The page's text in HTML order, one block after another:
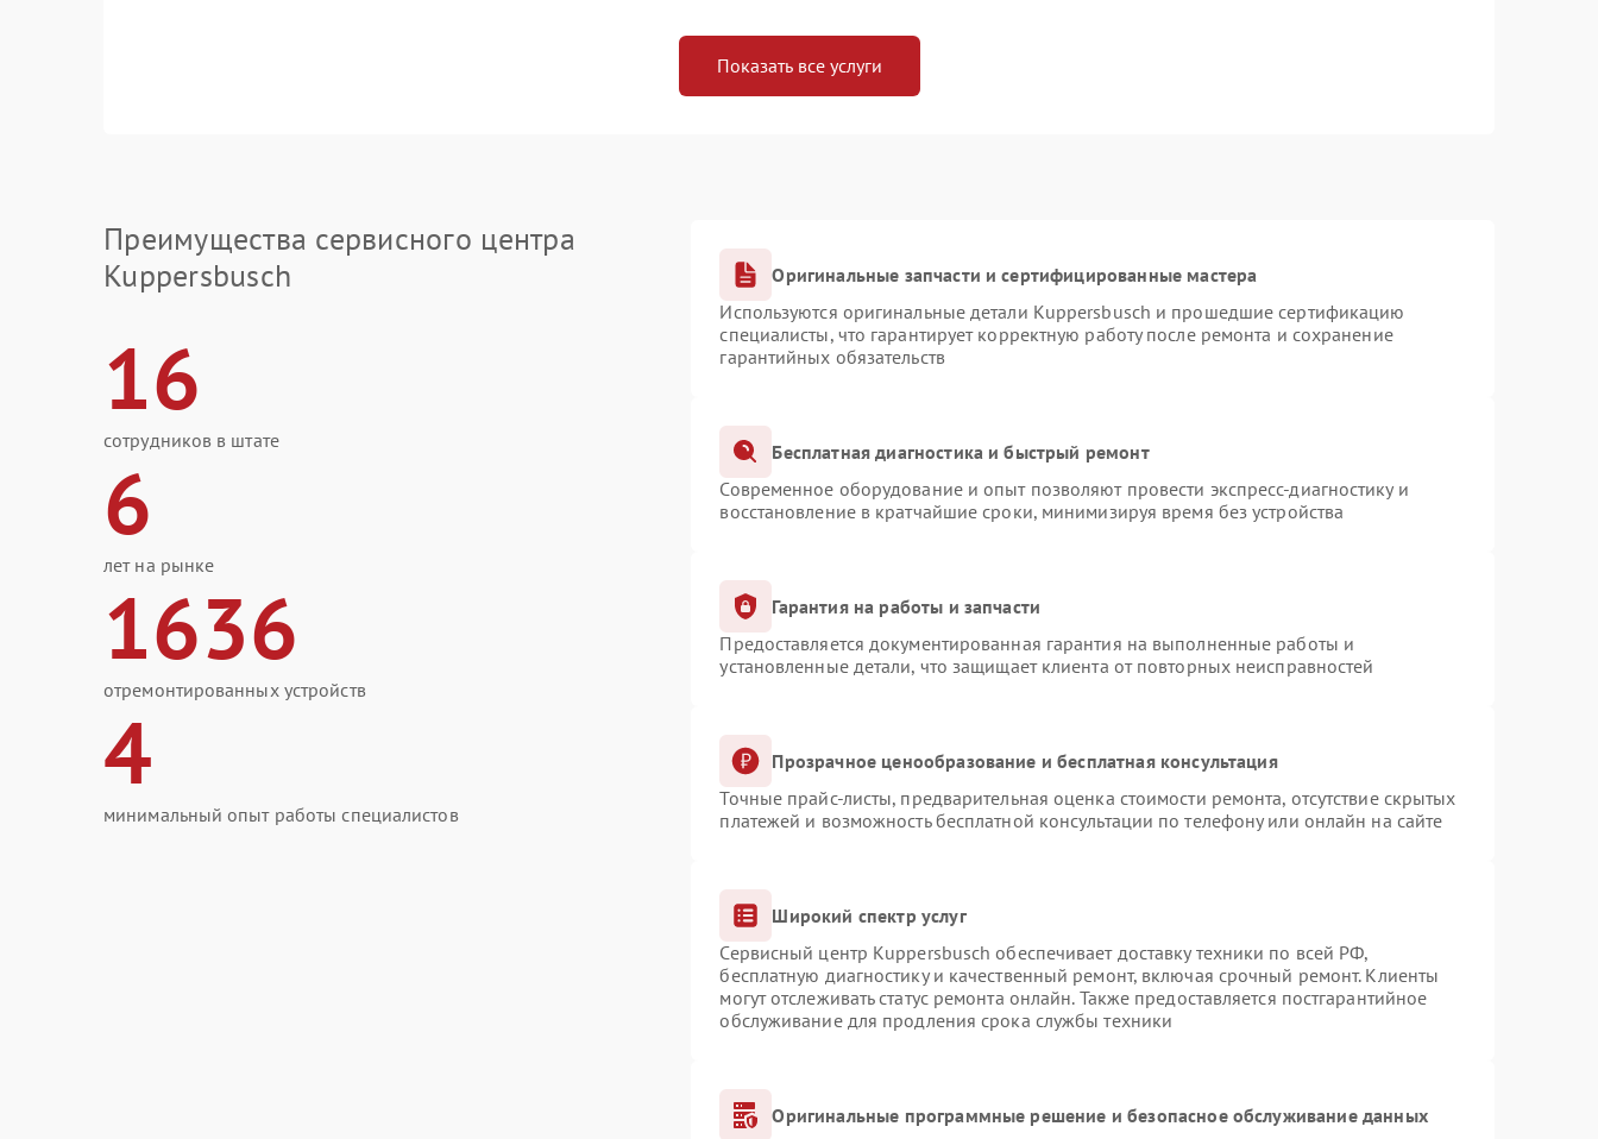
Показать все услуги
Преимущества сервисного центра
Kuppersbusch
16
сотрудников в штате
6
лет на рынке
1636
отремонтированных устройств
4
минимальный опыт работы специалистов
Оригинальные запчасти и сертифицированные мастера
Используются оригинальные детали Kuppersbusch и прошедшие сертификацию
специалисты, что гарантирует корректную работу после ремонта и сохранение
гарантийных обязательств
Бесплатная диагностика и быстрый ремонт
Современное оборудование и опыт позволяют провести экспресс-диагностику и
восстановление в кратчайшие сроки, минимизируя время без устройства
Гарантия на работы и запчасти
Предоставляется документированная гарантия на выполненные работы и
установленные детали, что защищает клиента от повторных неисправностей
Прозрачное ценообразование и бесплатная консультация
Точные прайс-листы, предварительная оценка стоимости ремонта, отсутствие скрытых
платежей и возможность бесплатной консультации по телефону или онлайн на сайте
Широкий спектр услуг
Сервисный центр Kuppersbusch обеспечивает доставку техники по всей РФ,
бесплатную диагностику и качественный ремонт, включая срочный ремонт. Клиенты
могут отслеживать статус ремонта онлайн. Также предоставляется постгарантийное
обслуживание для продления срока службы техники
Оригинальные программные решение и безопасное обслуживание данных